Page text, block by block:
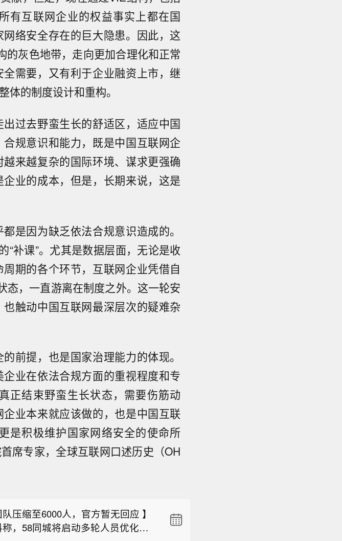
有互联网企业的权益事实上都在国
络安全存在的巨大隐患。因此，这
的灰色地带，走向更加合理化和正常
需要，又有利于企业融资上市，继
体的制度设计和重构。
过去野蛮生长的舒适区，适应中国
规意识和能力，既是中国互联网企
来越复杂的国际环境、谋求更强确
业的成本，但是，长期来说，这是
是因为缺乏依法合规意识造成的。
“补课”。尤其是数据层面，无论是收
期的各个环节，互联网企业凭借自
态，一直游离在制度之外。这一轮安
触动中国互联网最深层次的疑难杂
前提，也是国家治理能力的体现。
业在依法合规方面的重视程度和专
正结束野蛮生长状态，需要伤筋动
业本来就应该做的，也是中国互联
是积极维护国家网络安全的使命所
席专家，全球互联网口述历史（OH
份涨停】创新药板块午后涨幅扩
医药涨超15%，泓博医药、梅迪
造船订单量超2300万载重吨，历
期已排至2030年。
压缩至6000人，官方暂无回应 】
，58同城将启动多轮人员优化计